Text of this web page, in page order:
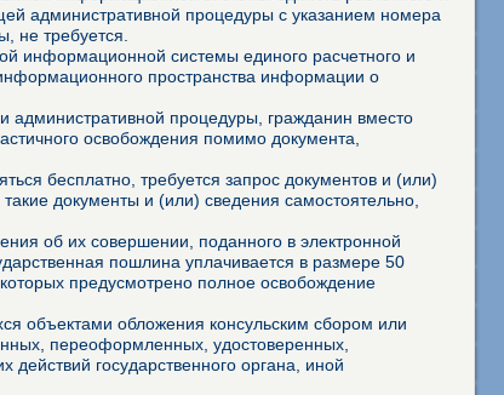
административной процедуры с указанием номера
не требуется.
информационной системы единого расчетного и
пространства информации о
административной процедуры, гражданин вместо
освобождения помимо документа,
бесплатно, требуется запрос документов и (или)
документы и (или) сведения самостоятельно,
об их совершении, поданного в электронной
пошлина уплачивается в размере 50
предусмотрено полное освобождение
объектами обложения консульским сбором или
переоформленных, удостоверенных,
государственного органа, иной